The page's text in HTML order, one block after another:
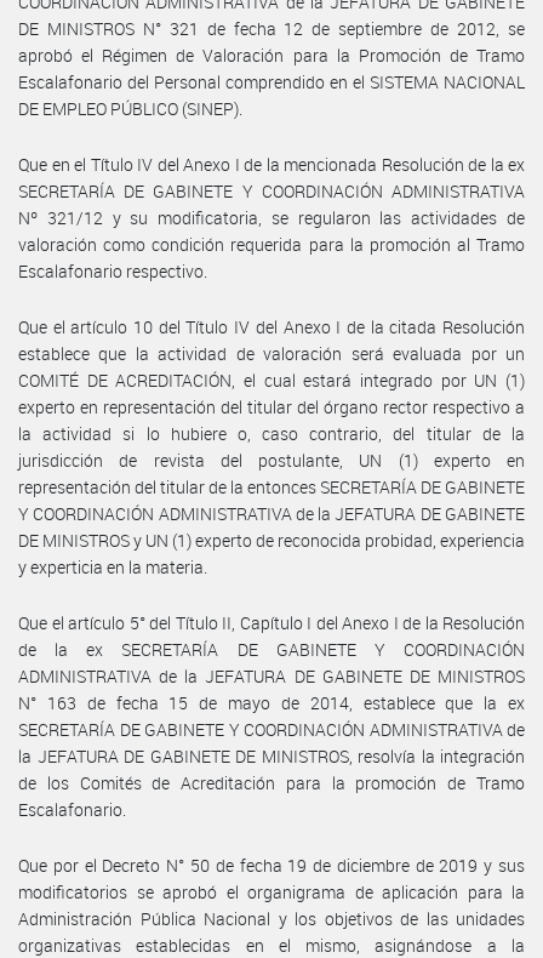
DE MINISTROS N° 321 de fecha 12 de septiembre de 2012, se
aprobó el Régimen de Valoración para la Promoción de Tramo
Escalafonario del Personal comprendido en el SISTEMA NACIONAL
DE EMPLEO PÚBLICO (SINEP).
Que en el Título IV del Anexo I de la mencionada Resolución de la ex
SECRETARÍA DE GABINETE Y COORDINACIÓN ADMINISTRATIVA
Nº 321/12 y su modificatoria, se regularon las actividades de
valoración como condición requerida para la promoción al Tramo
Escalafonario respectivo.
Que el artículo 10 del Título IV del Anexo I de la citada Resolución
establece que la actividad de valoración será evaluada por un
COMITÉ DE ACREDITACIÓN, el cual estará integrado por UN (1)
experto en representación del titular del órgano rector respectivo a
la actividad si lo hubiere o, caso contrario, del titular de la
jurisdicción de revista del postulante, UN (1) experto en
representación del titular de la entonces SECRETARÍA DE GABINETE
Y COORDINACIÓN ADMINISTRATIVA de la JEFATURA DE GABINETE
DE MINISTROS y UN (1) experto de reconocida probidad, experiencia
y experticia en la materia.
Que el artículo 5° del Título II, Capítulo I del Anexo I de la Resolución
de la ex SECRETARÍA DE GABINETE Y COORDINACIÓN
ADMINISTRATIVA de la JEFATURA DE GABINETE DE MINISTROS
N° 163 de fecha 15 de mayo de 2014, establece que la ex
SECRETARÍA DE GABINETE Y COORDINACIÓN ADMINISTRATIVA de
la JEFATURA DE GABINETE DE MINISTROS, resolvía la integración
de los Comités de Acreditación para la promoción de Tramo
Escalafonario.
Que por el Decreto N° 50 de fecha 19 de diciembre de 2019 y sus
modificatorios se aprobó el organigrama de aplicación para la
Administración Pública Nacional y los objetivos de las unidades
organizativas establecidas en el mismo, asignándose a la